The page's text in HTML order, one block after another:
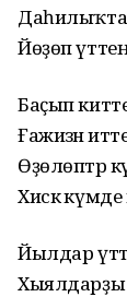
Йөҙөп
Баҫып
Ғажизәнә
Өҙөлөптәр
Хискә
Йылдар
Хыялдарҙы